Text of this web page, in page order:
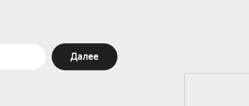
Далее